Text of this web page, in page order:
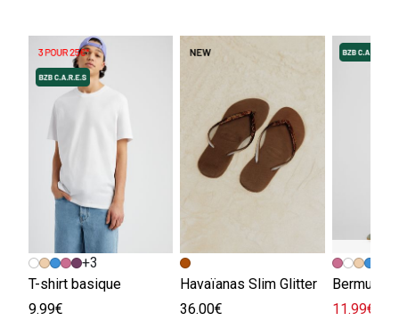
+3
T-shirt basique
9.99€
Havaïanas Slim Glitter
36.00€
Bermuda
11.99€